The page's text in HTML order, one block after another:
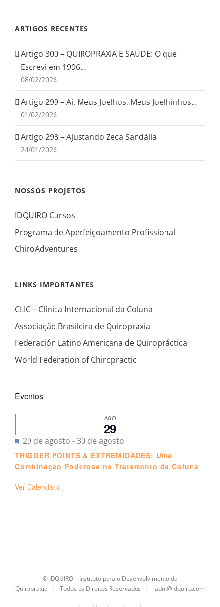
ARTIGOS RECENTES
Artigo 300 – QUIROPRAXIA E SAÚDE: O que
Escrevi em 1996…
08/02/2026
Artigo 299 – Ai, Meus Joelhos, Meus Joelhinhos…
01/02/2026
Artigo 298 – Ajustando Zeca Sandália
24/01/2026
NOSSOS PROJETOS
IDQUIRO Cursos
Programa de Aperfeiçoamento Profissional
ChiroAdventures
LINKS IMPORTANTES
CLIC – Clínica Internacional da Coluna
Associação Brasileira de Quiropraxia
Federación Latino Americana de Quiropráctica
World Federation of Chiropractic
Eventos
AGO
29
Destacado
29 de agosto -30 de agosto
TRIGGER POINTS & EXTREMIDADES: Uma
Combinação Poderosa no Tratamento da Coluna
Ver Calendário
© IDQUIRO– Instituto para o Desenvolvimento da
Quiropraxia | Todos os Direitos Reservados | adm@idquiro.com